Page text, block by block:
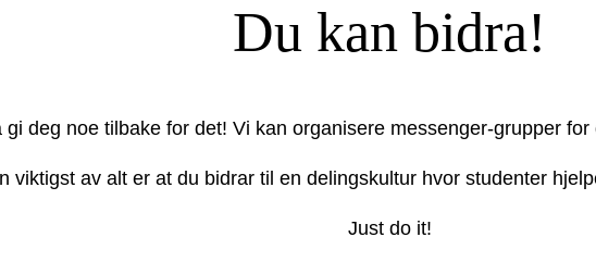
Du kan bidra!
deg noe tilbake for det! Vi kan organisere messenger-grupper
viktigst av alt er at du bidrar til en delingskultur hvor studenter
Just do it!